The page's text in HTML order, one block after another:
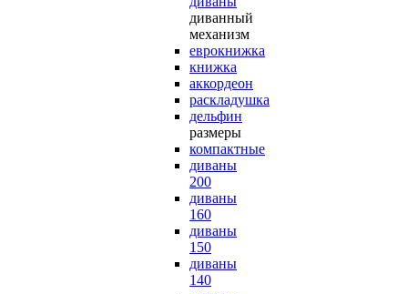
диванный
механизм
еврокнижка
книжка
аккордеон
раскладушка
дельфин
размеры
компактные
диваны
200
диваны
160
диваны
150
диваны
140